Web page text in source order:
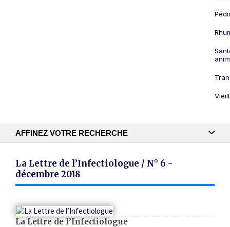
AFFINEZ VOTRE RECHERCHE
La Lettre de l’Infectiologue / N° 6 -
décembre 2018
La Lettre de l’Infectiologue